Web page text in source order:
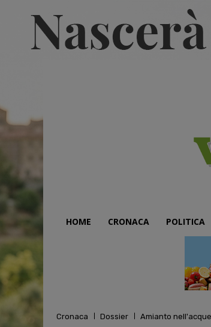
HOME CRONACA POLITICA
Cronaca Dossier Amianto